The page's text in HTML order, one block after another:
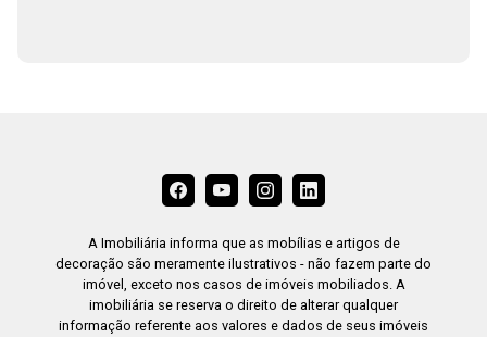
A Imobiliária informa que as mobílias e artigos de
decoração são meramente ilustrativos - não fazem parte do
imóvel, exceto nos casos de imóveis mobiliados. A
imobiliária se reserva o direito de alterar qualquer
informação referente aos valores e dados de seus imóveis